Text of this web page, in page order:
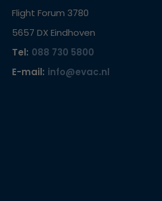
Flight Forum 3780
5657 DX Eindhoven
Tel: 088 730 5800
E-mail: info@evac.nl